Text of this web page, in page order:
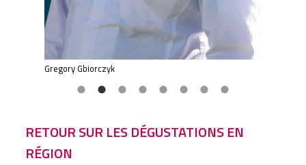
Gregory Gbiorczyk
RETOUR SUR LES DÉGUSTATIONS EN
RÉGION